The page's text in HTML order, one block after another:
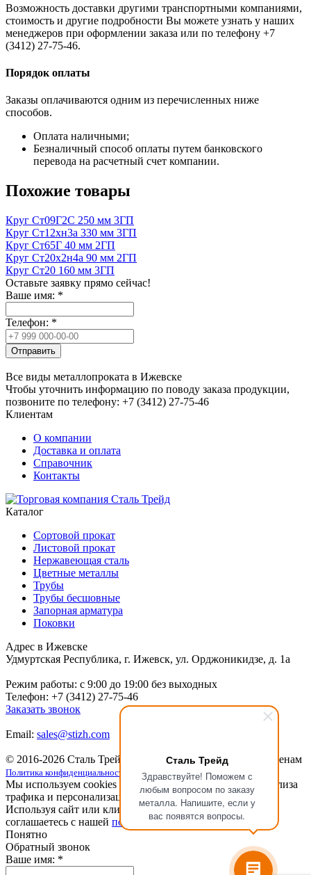
Сталь Трейд
Здравствуйте! Поможем с
любым вопросом по заказу
металла. Напишите, если у
вас появятся вопросы.
Возможность доставки другими транспортными компаниями,
стоимость и другие подробности Вы можете узнать у наших
менеджеров при оформлении заказа или по телефону +7
(3412) 27-75-46.
Порядок оплаты
Заказы оплачиваются одним из перечисленных ниже
способов.
Оплата наличными;
Безналичный способ оплаты путем банковского
перевода на расчетный счет компании.
Похожие товары
Круг Ст09Г2С 250 мм 3ГП
Круг Ст12хн3а 330 мм 3ГП
Круг Ст65Г 40 мм 2ГП
Круг Ст20х2н4а 90 мм 2ГП
Круг Ст20 160 мм 3ГП
Оставьте заявку прямо сейчас!
Ваше имя: *
Телефон: *
Отправить
Все виды металлопроката в Ижевске
Чтобы уточнить информацию по поводу заказа продукции,
позвоните по телефону: +7 (3412) 27-75-46
Клиентам
О компании
Доставка и оплата
Справочник
Контакты
Каталог
Сортовой прокат
Листовой прокат
Нержавеющая сталь
Цветные металлы
Трубы
Трубы бесшовные
Запорная арматура
Поковки
Адрес в Ижевске
Удмуртская Республика, г. Ижевск, ул. Орджоникидзе, д. 1а
Режим работы: c 9:00 до 19:00 без выходных
Телефон: +7 (3412) 27-75-46
Заказать звонок
Email: sales@stizh.com
© 2016-2026 Сталь Трейд Металлопрокатпо выгодным ценам
Политика конфиденциальности
Мы используем cookies для улучшения работы сайта, анализа
трафика и персонализации.
Используя сайт или кликая на кнопку "Понятно", вы
соглашаетесь с нашей политикой конфиденциальности
Понятно
Обратный звонок
Ваше имя: *